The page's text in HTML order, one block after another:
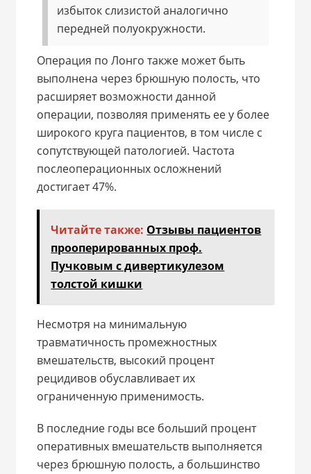
избыток слизистой аналогично
передней полуокружности.
Операция по Лонго также может быть
выполнена через брюшную полость, что
расширяет возможности данной
операции, позволяя применять ее у более
широкого круга пациентов, в том числе с
сопутствующей патологией. Частота
послеоперационных осложнений
достигает 47%.
Читайте также: Отзывы пациентов
прооперированных проф.
Пучковым с дивертикулезом
толстой кишки
Несмотря на минимальную
травматичность промежностных
вмешательств, высокий процент
рецидивов обуславливает их
ограниченную применимость.
В последние годы все больший процент
оперативных вмешательств выполняется
через брюшную полость, а большинство